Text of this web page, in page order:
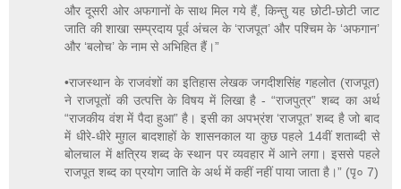
और दूसरी ओर अफगानों के साथ मिल गये हैं, किन्तु यह छोटी-छोटी जाट
जाति की शाखा सम्प्रदाय पूर्व अंचल के ‘राजपूत’ और पश्चिम के ‘अफगान’
और ‘बलोच’ के नाम से अभिहित हैं।”
•राजस्थान के राजवंशों का इतिहास लेखक जगदीशसिंह गहलोत (राजपूत)
ने राजपूतों की उत्पत्ति के विषय में लिखा है - “राजपुत्र” शब्द का अर्थ
“राजकीय वंश में पैदा हुआ” है। इसी का अपभ्रंश ‘राजपूत’ शब्द है जो बाद
में धीरे-धीरे मुग़ल बादशाहों के शासनकाल या कुछ पहले 14वीं शताब्दी से
बोलचाल में क्षत्रिय शब्द के स्थान पर व्यवहार में आने लगा। इससे पहले
राजपूत शब्द का प्रयोग जाति के अर्थ में कहीं नहीं पाया जाता है।” (पृ० 7)